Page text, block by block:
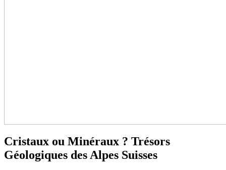
Cristaux ou Minéraux ? Trésors
Géologiques des Alpes Suisses